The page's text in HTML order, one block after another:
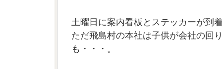
土曜日に案内看板とステッカーが到
ただ飛島村の本社は子供が会社の回
も・・・。